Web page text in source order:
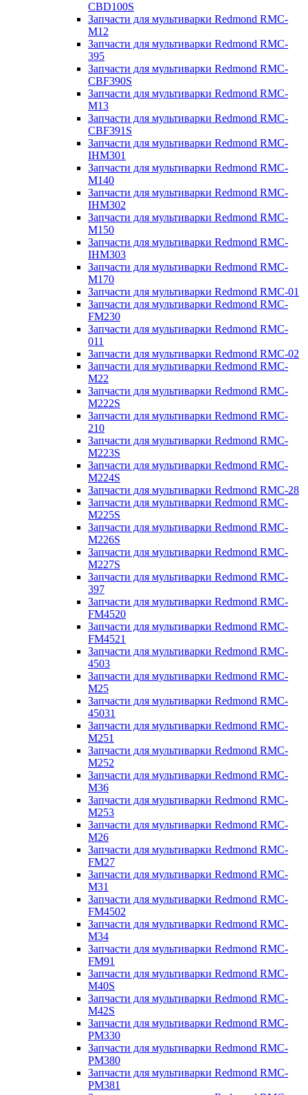
CBD100S
Запчасти для мультиварки Redmond RMC-
M12
Запчасти для мультиварки Redmond RMC-
395
Запчасти для мультиварки Redmond RMC-
CBF390S
Запчасти для мультиварки Redmond RMC-
M13
Запчасти для мультиварки Redmond RMC-
CBF391S
Запчасти для мультиварки Redmond RMC-
IHM301
Запчасти для мультиварки Redmond RMC-
M140
Запчасти для мультиварки Redmond RMC-
IHM302
Запчасти для мультиварки Redmond RMC-
M150
Запчасти для мультиварки Redmond RMC-
IHM303
Запчасти для мультиварки Redmond RMC-
M170
Запчасти для мультиварки Redmond RMC-01
Запчасти для мультиварки Redmond RMC-
FM230
Запчасти для мультиварки Redmond RMC-
011
Запчасти для мультиварки Redmond RMC-02
Запчасти для мультиварки Redmond RMC-
M22
Запчасти для мультиварки Redmond RMC-
M222S
Запчасти для мультиварки Redmond RMC-
210
Запчасти для мультиварки Redmond RMC-
M223S
Запчасти для мультиварки Redmond RMC-
M224S
Запчасти для мультиварки Redmond RMC-28
Запчасти для мультиварки Redmond RMC-
M225S
Запчасти для мультиварки Redmond RMC-
M226S
Запчасти для мультиварки Redmond RMC-
M227S
Запчасти для мультиварки Redmond RMC-
397
Запчасти для мультиварки Redmond RMC-
FM4520
Запчасти для мультиварки Redmond RMC-
FM4521
Запчасти для мультиварки Redmond RMC-
4503
Запчасти для мультиварки Redmond RMC-
M25
Запчасти для мультиварки Redmond RMC-
45031
Запчасти для мультиварки Redmond RMC-
M251
Запчасти для мультиварки Redmond RMC-
M252
Запчасти для мультиварки Redmond RMC-
M36
Запчасти для мультиварки Redmond RMC-
M253
Запчасти для мультиварки Redmond RMC-
M26
Запчасти для мультиварки Redmond RMC-
FM27
Запчасти для мультиварки Redmond RMC-
M31
Запчасти для мультиварки Redmond RMC-
FM4502
Запчасти для мультиварки Redmond RMC-
M34
Запчасти для мультиварки Redmond RMC-
FM91
Запчасти для мультиварки Redmond RMC-
M40S
Запчасти для мультиварки Redmond RMC-
M42S
Запчасти для мультиварки Redmond RMC-
PM330
Запчасти для мультиварки Redmond RMC-
PM380
Запчасти для мультиварки Redmond RMC-
PM381